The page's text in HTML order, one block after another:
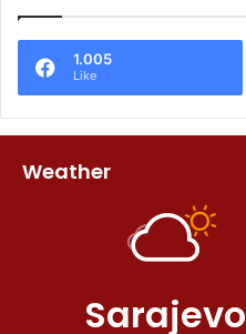
1.005
Like
Weather
Sarajevo